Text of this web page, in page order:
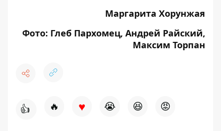
Маргарита Хорунжая
Фото: Глеб Пархомец, Андрей Райский,
Максим Торпан
👍 🔥 ♥ 😭 😆 😡